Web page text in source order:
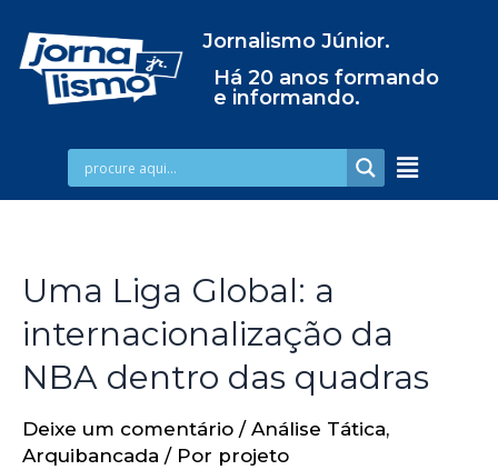
Jornalismo Júnior.
Há 20 anos formando
e informando.
Uma Liga Global: a
internacionalização da
NBA dentro das quadras
Deixe um comentário / Análise Tática,
Arquibancada / Por projeto